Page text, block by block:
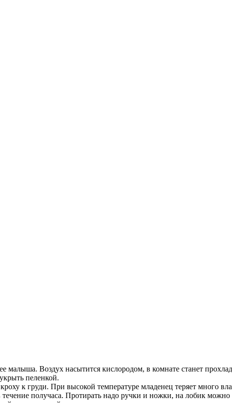
малыша. Воздух насытится кислородом, в комнате станет
пеленкой.
к груди. При высокой температуре младенец теряет много
получаса. Протирать надо ручки и ножки, на лобик